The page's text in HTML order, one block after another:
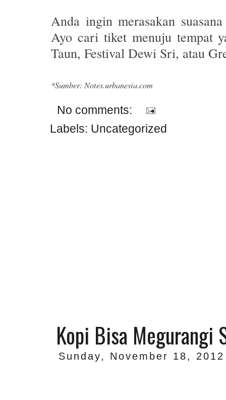
Anda ingin merasakan
Ayo cari tiket menuju tempat
Taun, Festival Dewi Sri, atau
*Sumber: Notes.urbanesia.com
No comments:
Labels: Uncategorized
Kopi Bisa Megurangi
Sunday, November 18, 2012